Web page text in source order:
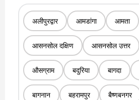
अलीपुरद्वार आमडांगा आमता
आसनसोल दक्षिण आसनसोल उत्तर
औसग्राम बदुरिया बागदा
बागनान बहरामपुर बैष्णबनगर